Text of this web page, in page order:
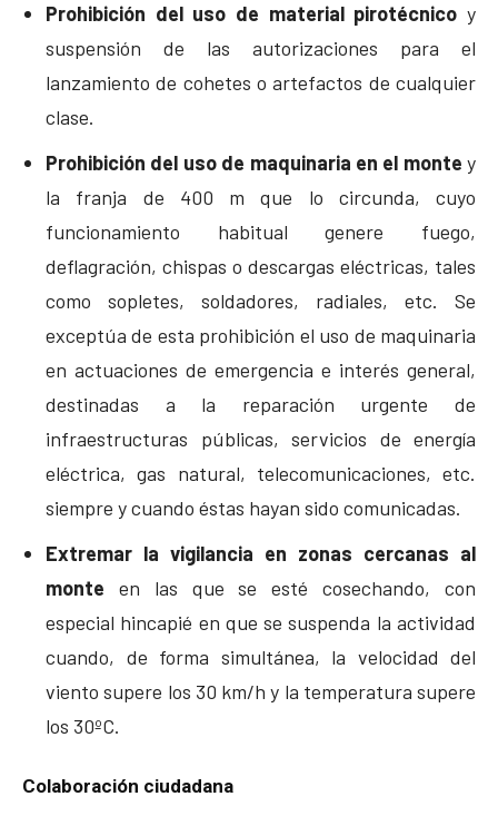
Prohibición del uso de material pirotécnico y
suspensión de las autorizaciones para el
lanzamiento de cohetes o artefactos de cualquier
clase.
Prohibición del uso de maquinaria en el monte y
la franja de 400 m que lo circunda, cuyo
funcionamiento habitual genere fuego,
deflagración, chispas o descargas eléctricas, tales
como sopletes, soldadores, radiales, etc. Se
exceptúa de esta prohibición el uso de maquinaria
en actuaciones de emergencia e interés general,
destinadas a la reparación urgente de
infraestructuras públicas, servicios de energía
eléctrica, gas natural, telecomunicaciones, etc.
siempre y cuando éstas hayan sido comunicadas.
Extremar la vigilancia en zonas cercanas al
monte en las que se esté cosechando, con
especial hincapié en que se suspenda la actividad
cuando, de forma simultánea, la velocidad del
viento supere los 30 km/h y la temperatura supere
los 30ºC.
Colaboración ciudadana